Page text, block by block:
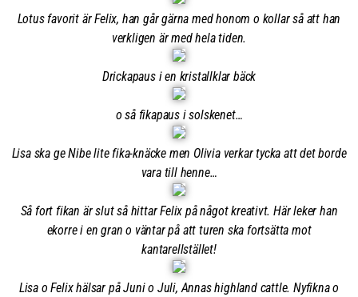
Lotus favorit är Felix, han går gärna med honom o kollar så att han
verkligen är med hela tiden.
Drickapaus i en kristallklar bäck
o så fikapaus i solskenet…
Lisa ska ge Nibe lite fika-knäcke men Olivia verkar tycka att det borde
vara till henne…
Så fort fikan är slut så hittar Felix på något kreativt. Här leker han
ekorre i en gran o väntar på att turen ska fortsätta mot
kantarellstället!
Lisa o Felix hälsar på Juni o Juli, Annas highland cattle. Nyfikna o